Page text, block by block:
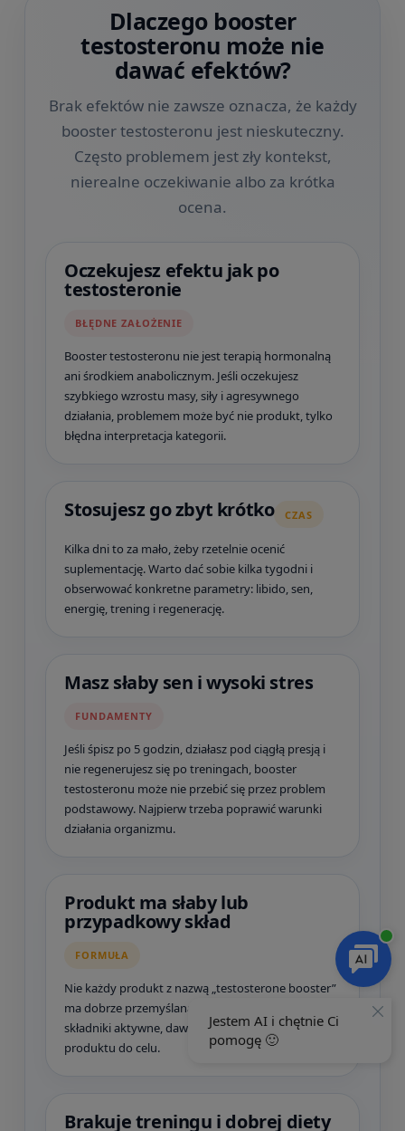
Dlaczego booster
testosteronu może nie
dawać efektów?
Brak efektów nie zawsze oznacza, że każdy
booster testosteronu jest nieskuteczny.
Często problemem jest zły kontekst,
nierealne oczekiwanie albo za krótka
ocena.
Oczekujesz efektu jak po
testosteronie
BŁĘDNE ZAŁOŻENIE
Booster testosteronu nie jest terapią hormonalną
ani środkiem anabolicznym. Jeśli oczekujesz
szybkiego wzrostu masy, siły i agresywnego
działania, problemem może być nie produkt, tylko
błędna interpretacja kategorii.
Stosujesz go zbyt krótko CZAS
Kilka dni to za mało, żeby rzetelnie ocenić
suplementację. Warto dać sobie kilka tygodni i
obserwować konkretne parametry: libido, sen,
energię, trening i regenerację.
Masz słaby sen i wysoki stres
FUNDAMENTY
Jeśli śpisz po 5 godzin, działasz pod ciągłą presją i
nie regenerujesz się po treningach, booster
testosteronu może nie przebić się przez problem
podstawowy. Najpierw trzeba poprawić warunki
działania organizmu.
Produkt ma słaby lub
przypadkowy skład
FORMUŁA
Nie każdy produkt z nazwą „testosterone booster”
ma dobrze przemyślaną formułę. Zwracaj uwagę na
składniki aktywne, dawki, etykietę i dopasowanie
produktu do celu.
Brakuje treningu i dobrej diety